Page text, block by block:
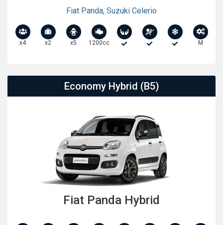
Fiat Panda, Suzuki Celerio
x4 x2 x5 1200cc M
Economy Hybrid (B5)
Fiat Panda Hybrid